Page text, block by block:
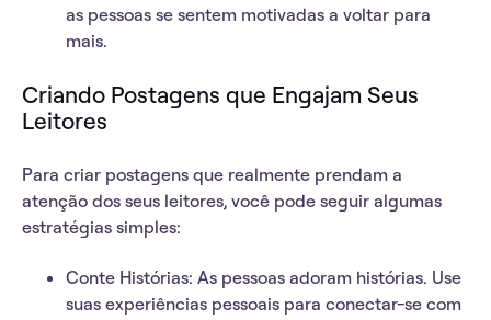
as pessoas se sentem motivadas a voltar para
mais.
Criando Postagens que Engajam Seus
Leitores
Para criar postagens que realmente prendam a
atenção dos seus leitores, você pode seguir algumas
estratégias simples:
Conte Histórias: As pessoas adoram histórias. Use
suas experiências pessoais para conectar-se com